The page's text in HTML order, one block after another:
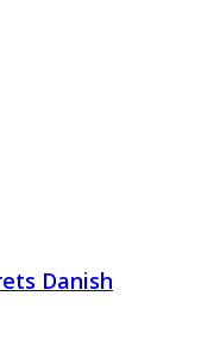
Danish